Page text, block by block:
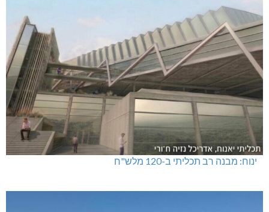
ינוח: מבנה רב תכליתי ב-120 מלש"ח